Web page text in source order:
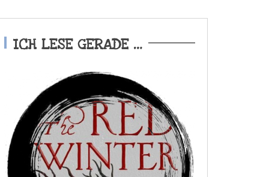
ICH LESE GERADE …